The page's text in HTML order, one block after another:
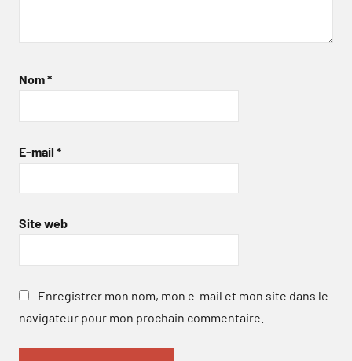
Nom*
E-mail *
Site web
Enregistrer mon nom, mon e-mail et mon site dans le
navigateur pour mon prochain commentaire.